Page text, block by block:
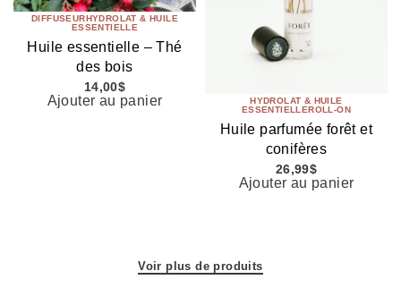
DIFFUSEURHYDROLAT & HUILE
ESSENTIELLE
Huile essentielle – Thé
des bois
14,00$
Ajouter au panier
HYDROLAT & HUILE
ESSENTIELLEROLL-ON
Huile parfumée forêt et
conifères
26,99$
Ajouter au panier